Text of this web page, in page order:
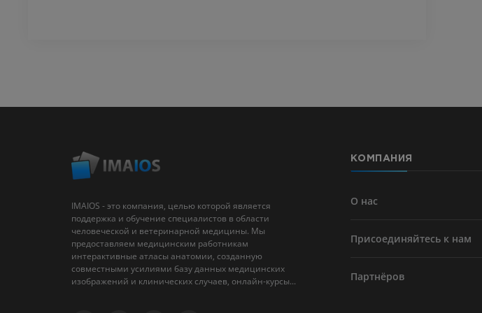
IMAIOS - это компания, целью которой является
поддержка и обучение специалистов в области
человеческой и ветеринарной медицины. Мы
предоставляем медицинским работникам
интерактивные атласы анатомии, созданную
совместными усилиями базу данных медицинских
изображений и клинических случаев, онлайн-курсы...
КОМПАНИЯ
О нас
Присоединяйтесь к нам
Партнёров